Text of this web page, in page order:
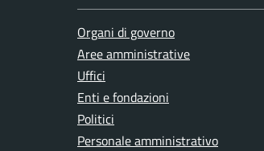
Organi di governo
Aree amministrative
Uffici
Enti e fondazioni
Politici
Personale amministrativo